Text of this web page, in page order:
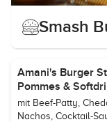
Smash
Amani's Burger
Pommes &
mit Beef-Patty,
Nachos, Cocktail-